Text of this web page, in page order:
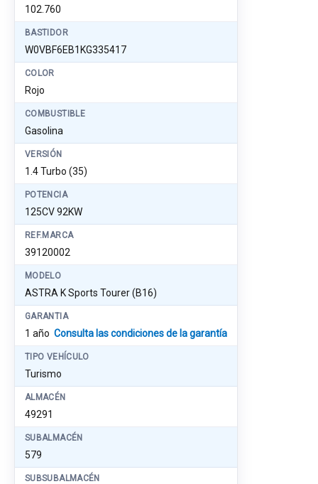
102.760
BASTIDOR
W0VBF6EB1KG335417
COLOR
Rojo
COMBUSTIBLE
Gasolina
VERSIÓN
1.4 Turbo (35)
POTENCIA
125CV 92KW
REF.MARCA
39120002
MODELO
ASTRA K Sports Tourer (B16)
GARANTIA
1 año Consulta las condiciones de la garantía
TIPO VEHÍCULO
Turismo
ALMACÉN
49291
SUBALMACÉN
579
SUBSUBALMACÉN